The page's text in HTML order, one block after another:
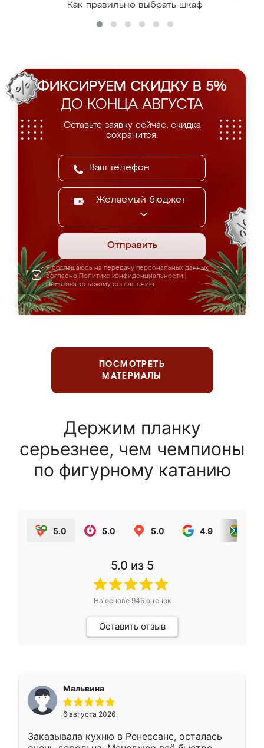
Как правильно выбрать шкаф
ФИКСИРУЕМ СКИДКУ В 5%
ДО КОНЦА АВГУСТА
Оставьте заявку сейчас, скидка
сохранится.
Желаемый бюджет
Отправить
Я соглашаюсь на передачу персональных данных
согласно Политике конфиденциальности
Пользовательскому соглашению
ПОСМОТРЕТЬ
МАТЕРИАЛЫ
Держим планку
серьезнее, чем чемпионы
по фигурному катанию
5.0 5.0 5.0 4.9
5.0 из 5
На основе 945оценок
Оставить отзыв
Мальвина
6 августа 2026
Заказывала кухню в Ренессанс, осталась